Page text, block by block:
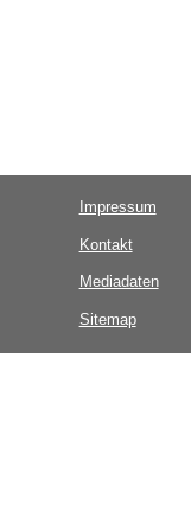
Impressum
Kontakt
Mediadaten
Sitemap